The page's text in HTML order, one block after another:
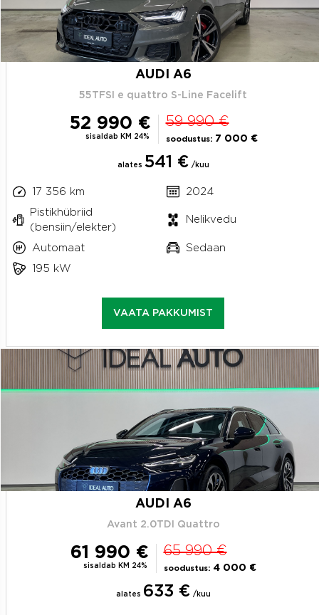
AUDI A6
55TFSI e quattro S-Line Facelift
52 990 €
sisaldab KM 24%
59 990 €
soodustus: 7 000 €
alates 541 € /kuu
17 356 km
2024
Pistikhübriid
(bensiin/elekter)
Nelikvedu
Automaat
Sedaan
195 kW
VAATA PAKKUMIST
AUDI A6
Avant 2.0TDI Quattro
61 990 €
sisaldab KM 24%
65 990 €
soodustus: 4 000 €
alates 633 € /kuu